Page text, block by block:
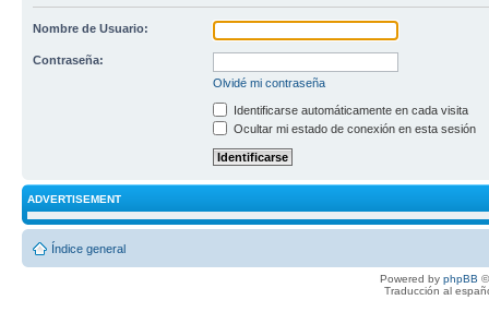
Nombre de Usuario:
Contraseña:
Olvidé mi contraseña
Identificarse automáticamente en cada visita
Ocultar mi estado de conexión en esta sesión
ADVERTISEMENT
Índice general
Powered by phpBB
Traducción al